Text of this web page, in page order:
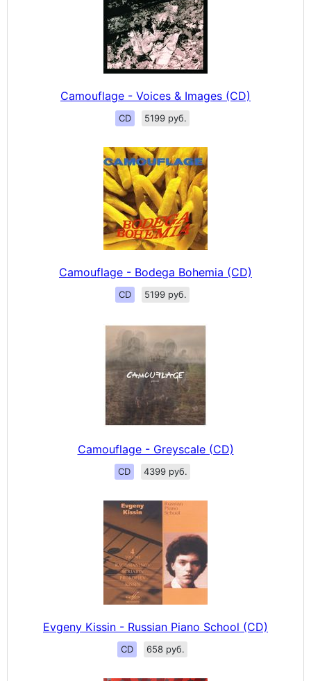
Camouflage - Voices & Images (CD)
CD 5199 руб.
Camouflage - Bodega Bohemia (CD)
CD 5199 руб.
Camouflage - Greyscale (CD)
CD 4399 руб.
Evgeny Kissin - Russian Piano School (CD)
CD 658 руб.